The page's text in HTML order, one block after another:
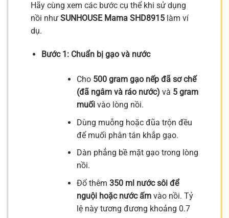
Hãy cùng xem các bước cụ thể khi sử dụng
nồi như SUNHOUSE Mama SHD8915 làm ví
dụ.
Bước 1: Chuẩn bị gạo và nước
Cho 500 gram gạo nếp đã sơ chế
(đã ngâm và ráo nước) và 5 gram
muốivào lòng nồi.
Dùng muỗng hoặc đũa trộn đều
để muối phân tán khắp gạo.
Dàn phẳng bề mặt gạo trong lòng
nồi.
Đổ thêm 350 ml nước sôi để
nguội hoặc nước ấmvào nồi. Tỷ
lệ này tương đương khoảng 0.7